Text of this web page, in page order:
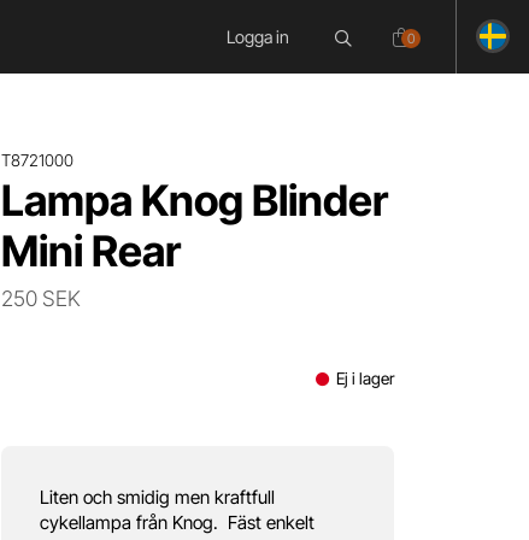
Logga in 0
T8721000
Lampa Knog Blinder
Mini Rear
250 SEK
Ej i lager
Liten och smidig men kraftfull
cykellampa från Knog. Fäst enkelt